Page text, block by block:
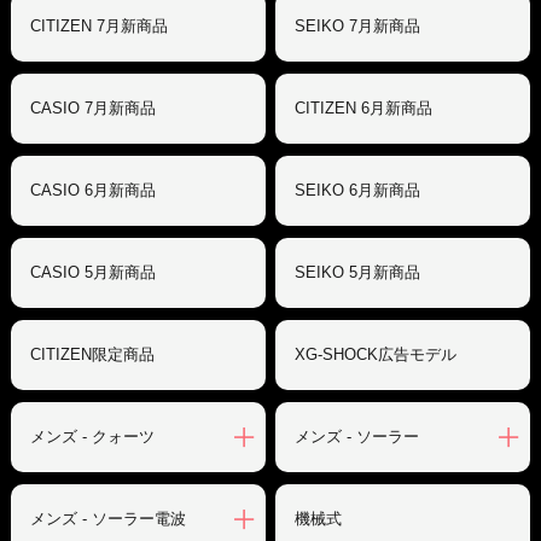
CITIZEN 7月新商品 SEIKO 7月新商品
CASIO 7月新商品 CITIZEN 6月新商品
CASIO 6月新商品 SEIKO 6月新商品
CASIO 5月新商品 SEIKO 5月新商品
CITIZEN限定商品 XG-SHOCK広告モデル
メンズ - クォーツ メンズ - ソーラー
メンズ - ソーラー電波 機械式